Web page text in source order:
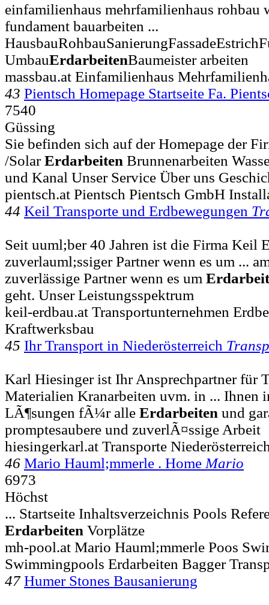
einfamilienhaus mehrfamilienhaus rohbau
fundament bauarbeiten ...
UmbauErdarbeitenBaumeister arbeiten
massbau.at Einfamilienhaus
43 Pientsch Homepage Startseite Fa.
7540
Güssing
Sie befinden sich auf der Homepage der
/SolarErdarbeiten Brunnenarbeiten
und Kanal Unser Service Über uns
pientsch.at Pientsch Pientsch GmbH
44 Keil Transporte und Erdbewegungen
Seit uuml;ber 40 Jahren ist die Firma Keil
zuverlauml;ssiger Partner wenn es um ...
zuverlässige Partner wenn es um
geht. Unser Leistungsspektrum
keil-erdbau.at Transportunternehmen
Kraftwerksbau
45 Ihr Transport in Niederösterreich
Karl Hiesinger ist Ihr Ansprechpartner für
Materialien Kranarbeiten uvm. in ... Ihnen
LÃ¶sungen fÃ¼r alle Erdarbeiten und
promptesaubere und zuverlÃ¤ssige Arbeit
hiesingerkarl.at Transporte
46 Mario Hauml;mmerle . Home Mario
6973
Höchst
... Startseite Inhaltsverzeichnis Pools
Erdarbeiten Vorplätze
mh-pool.at Mario Hauml;mmerle Poos
Swimmingpools Erdarbeiten Bagger
47 Humer Stones Bausanierung